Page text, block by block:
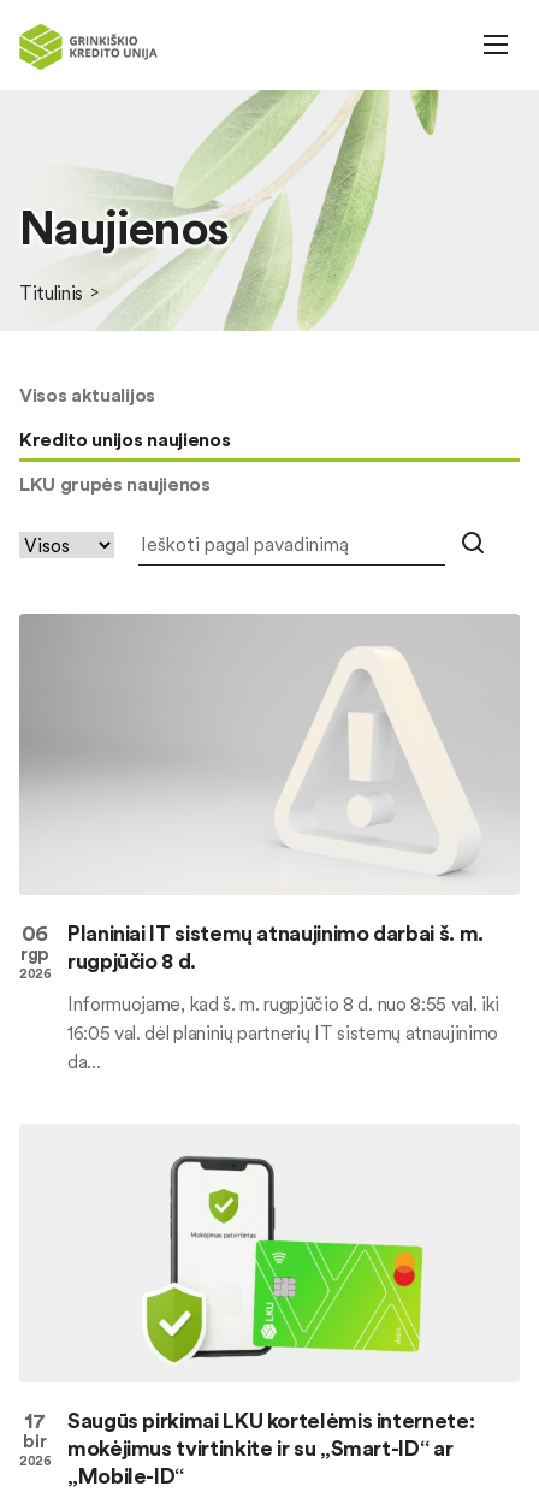
Naujienos
Titulinis
Visos aktualijos
Kredito unijos naujienos
LKU grupės naujienos
06
rgp
2026
Planiniai IT sistemų atnaujinimo darbai š. m.
rugpjūčio 8 d.
Informuojame, kad š. m. rugpjūčio 8 d. nuo 8:55 val. iki
16:05 val. dėl planinių partnerių IT sistemų atnaujinimo
da...
17
bir
2026
Saugūs pirkimai LKU kortelėmis internete:
mokėjimus tvirtinkite ir su „Smart-ID“ ar
„Mobile-ID“